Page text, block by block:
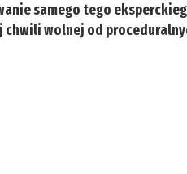
samego tego
chwili wolnej od